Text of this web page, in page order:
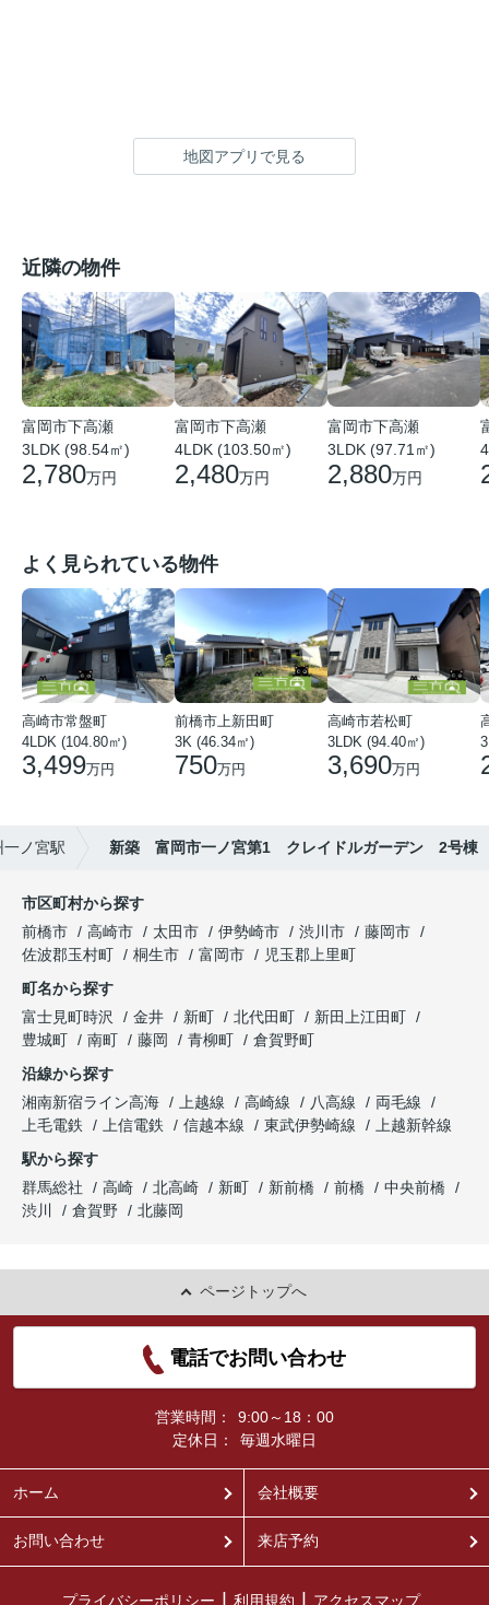
地図アプリで見る
近隣の物件
富岡市下高瀬
3LDK (98.54㎡)
2,780万円
富岡市下高瀬
4LDK (103.50㎡)
2,480万円
富岡市下高瀬
3LDK (97.71㎡)
2,880万円
よく見られている物件
高崎市常盤町
4LDK (104.80㎡)
3,499万円
前橋市上新田町
3K (46.34㎡)
750万円
高崎市若松町
3LDK (94.40㎡)
3,690万円
一ノ宮駅 新築 富岡市一ノ宮第1 クレイドルガーデン 2号棟
市区町村から探す
前橋市
高崎市 太田市 伊勢崎市 渋川市
藤岡市
佐波郡玉村町
桐生市 富岡市
児玉郡上里町
町名から探す
富士見町時沢
金井 新町 北代田町
新田上江田町
豊城町
南町 藤岡 青柳町
倉賀野町
沿線から探す
湘南新宿ライン高海
上越線 高崎線 八高線
両毛線
上毛電鉄
上信電鉄 信越本線 東武伊勢崎線
上越新幹線
駅から探す
群馬総社
高崎 北高崎 新町 新前橋 前橋
中央前橋
渋川
倉賀野 北藤岡
ページトップへ
電話でお問い合わせ
営業時間：
9:00～18：00
定休日：
毎週水曜日
ホーム 会社概要
お問い合わせ 来店予約
プライバシーポリシー 利用規約 アクセスマップ